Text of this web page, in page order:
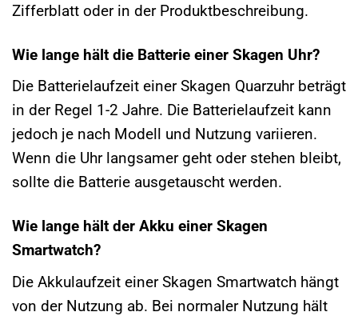
Zifferblatt oder in der Produktbeschreibung.
Wie lange hält die Batterie einer Skagen Uhr?
Die Batterielaufzeit einer Skagen Quarzuhr beträgt
in der Regel 1-2 Jahre. Die Batterielaufzeit kann
jedoch je nach Modell und Nutzung variieren.
Wenn die Uhr langsamer geht oder stehen bleibt,
sollte die Batterie ausgetauscht werden.
Wie lange hält der Akku einer Skagen
Smartwatch?
Die Akkulaufzeit einer Skagen Smartwatch hängt
von der Nutzung ab. Bei normaler Nutzung hält